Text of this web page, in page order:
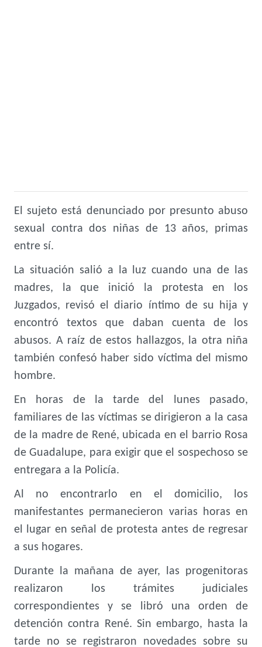
El sujeto está denunciado por presunto abuso
sexual contra dos niñas de 13 años, primas
entre sí.
La situación salió a la luz cuando una de las
madres, la que inició la protesta en los
Juzgados, revisó el diario íntimo de su hija y
encontró textos que daban cuenta de los
abusos. A raíz de estos hallazgos, la otra niña
también confesó haber sido víctima del mismo
hombre.
En horas de la tarde del lunes pasado,
familiares de las víctimas se dirigieron a la casa
de la madre de René, ubicada en el barrio Rosa
de Guadalupe, para exigir que el sospechoso se
entregara a la Policía.
Al no encontrarlo en el domicilio, los
manifestantes permanecieron varias horas en
el lugar en señal de protesta antes de regresar
a sus hogares.
Durante la mañana de ayer, las progenitoras
realizaron los trámites judiciales
correspondientes y se libró una orden de
detención contra René. Sin embargo, hasta la
tarde no se registraron novedades sobre su